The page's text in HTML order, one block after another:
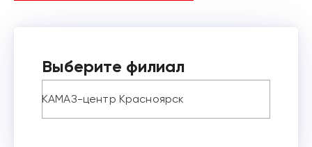
Выберите филиал
КАМАЗ-центр Красноярск